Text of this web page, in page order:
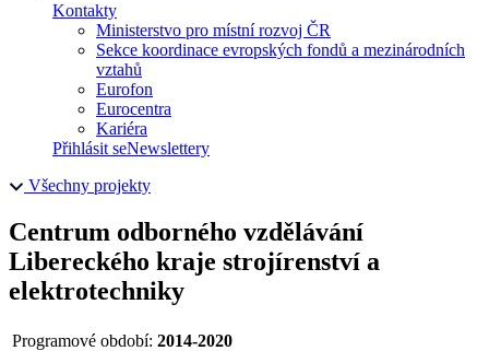
Kontakty
Ministerstvo pro místní rozvoj ČR
Sekce koordinace evropských fondů a mezinárodních
vztahů
Eurofon
Eurocentra
Kariéra
Přihlásit seNewslettery
Všechny projekty
Centrum odborného vzdělávání
Libereckého kraje strojírenství a
elektrotechniky
Programové období: 2014-2020